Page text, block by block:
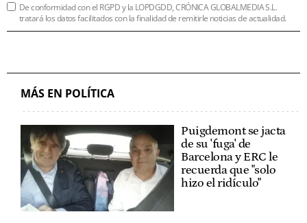
De conformidad con el RGPD y la LOPDGDD, CRÓNICA GLOBALMEDIA S.L.
tratará los datos facilitados con la finalidad de remitirle noticias de actualidad.
MÁS EN POLÍTICA
Puigdemont se jacta
de su 'fuga' de
Barcelona y ERC le
recuerda que "solo
hizo el ridículo"